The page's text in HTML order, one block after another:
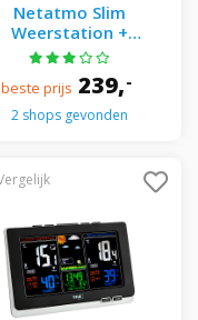
Netatmo Slim
Weerstation +
Regenmeter
beste prijs 239,-
2 shops gevonden